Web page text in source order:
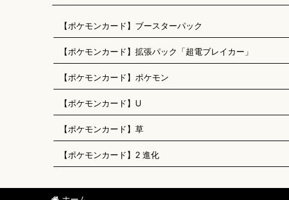
【ポケモンカード】ブースターパック
【ポケモンカード】拡張パック「超電ブレイカー」
【ポケモンカード】ポケモン
【ポケモンカード】U
【ポケモンカード】草
【ポケモンカード】2 進化